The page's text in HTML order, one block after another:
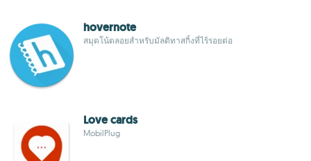
hovernote
สมุดโน้ตลอยสำหรับมัลติทาสกิ้งที่ไร้รอยต่อ
Love cards
MobilPlug